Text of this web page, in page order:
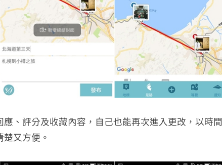
、評分及收藏內容，自己也能再次進入更改，以時間
又方便。